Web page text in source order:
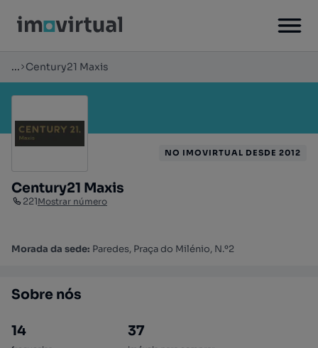
... Century21 Maxis
Century21 Maxis
221Mostrar número
Morada da sede: Paredes, Praça do Milénio, N.º2
NO IMOVIRTUAL DESDE 2012
Sobre nós
14 37